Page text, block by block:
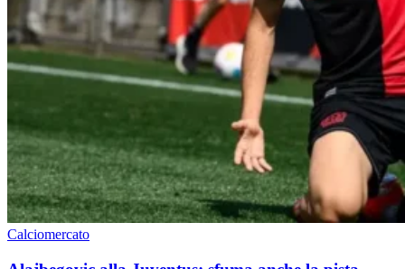
Calciomercato